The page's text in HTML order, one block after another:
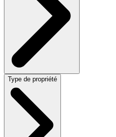
Type de propriété